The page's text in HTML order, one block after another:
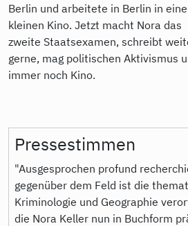
Berlin und arbeitete in Berlin in
kleinen Kino. Jetzt macht Nora das
zweite Staatsexamen, schreibt
gerne, mag politischen Aktivismus
immer noch Kino.
Pressestimmen
"Ausgesprochen profund
gegenüber dem Feld ist die
Kriminologie und Geographie
die Nora Keller nun in Buchform